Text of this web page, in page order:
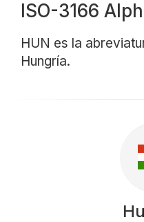
ISO-3166
HUN es la
Hungría.